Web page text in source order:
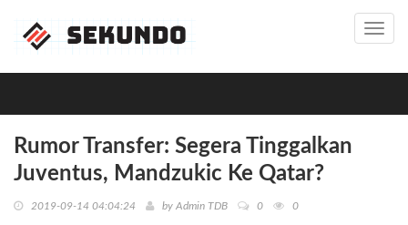
Rumor Transfer: Segera Tinggalkan
Juventus, Mandzukic Ke Qatar?
2019-09-14 04:04:24 by Admin TDB 0 0